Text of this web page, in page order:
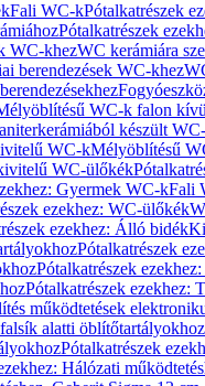
Fali WC-kPótalkatrészek
Pótalkatrészek
WC-khezWC kerámiára
berendezések WC-khez
WC-k falon
készült
WC-kMélyöblítésű
WC-ülőkék
Gyermek WC-kFali
ezekhez: WC-ülőkék
ezekhez: Álló bidék
Pótalkatrészek
Pótalkatrészek
Pótalkatrészek ezekhez:
működtetések
alatti öblítőtartályokhoz
Pótalkatrészek
Hálózati